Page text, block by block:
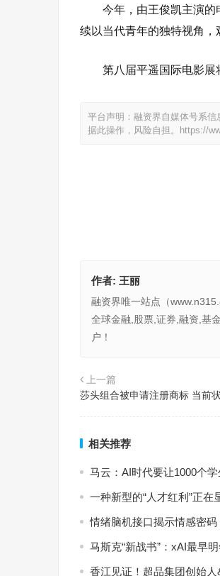
今年，由王俊凯主演
续以当代青年的独特视角，
第八届平遥国际电影展
平台声明：融资界自媒体号系
据此操作，风险自担。
https://
作者: 王丽
融资界唯一站点（
全球金融,股票,证券,融资,基
户！
上一篇
莎头组合被申请注册商标 当前
相关推荐
马云：AI时代要让1000个
一种新型的“人才红利”正在
情绪脑机接口揭示情感密码
马斯克“新战书”：xAI最早
香江见证！超品集团创始人